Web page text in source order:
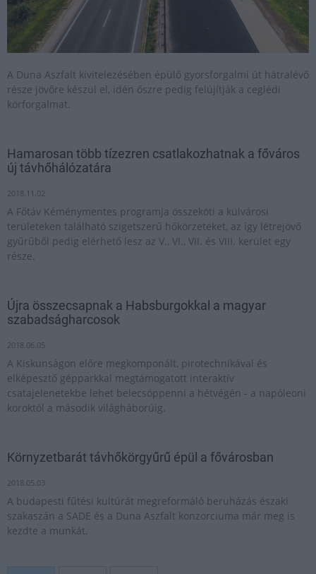
A Duna Aszfalt kivitelezésében épülő gyorsforgalmi út hátralévő
része jövőre készül el, idén őszre pedig felújítják a ceglédi
körforgalmat.
Hamarosan több tízezren csatlakozhatnak a főváros
új távhőhálózatára
2018.11.02
A Főtáv Kéménymentes programja összeköti a külvárosi
területeken található szigetszerű hőkörzeteket, az így létrejövő
gyűrűből pedig elérhető lesz az V., VI., VII. és VIII. kerület egy
része.
Újra összecsapnak a Habsburgokkal a magyar
szabadságharcosok
2018.06.05
A Kiskunságon előre megkomponált, pirotechnikával és
elképesztő gépparkkal megtámogatott interaktív
csatajelenetekbe lehet belecsöppenni a hétvégén - a napóleoni
koroktól a második világháborúig.
Környzetbarát távhőkörgyűrű épül a fővárosban
2018.05.03
A budapesti fűtési kultúrát megreformáló beruházás északi
szakaszán a SADE és a Duna Aszfalt konzorciuma már meg is
kezdte a munkát.